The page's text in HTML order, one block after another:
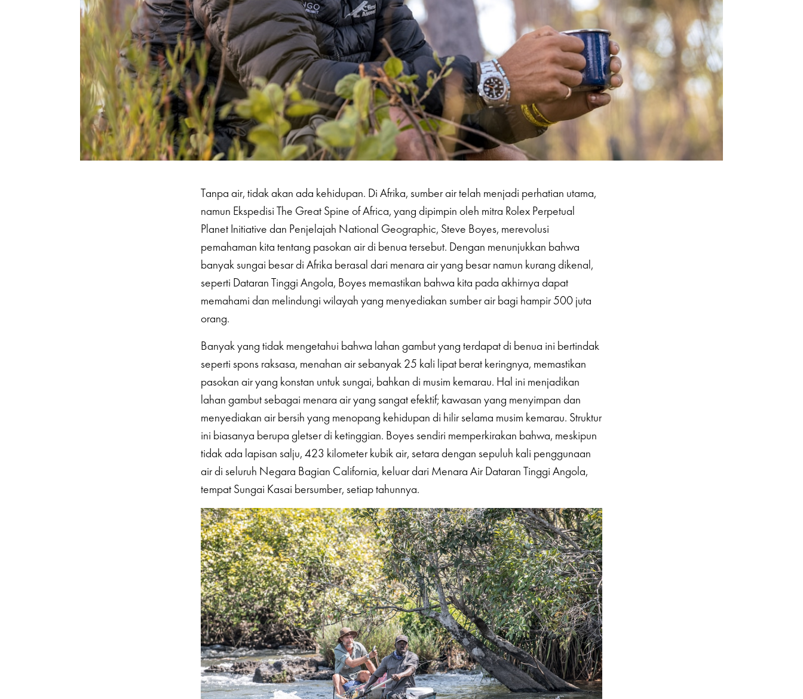
Tanpa air, tidak akan ada kehidupan. Di Afrika, sumber air telah menjadi perhatian utama,
namun Ekspedisi The Great Spine of Africa, yang dipimpin oleh mitra Rolex Perpetual
Planet Initiative dan Penjelajah National Geographic, Steve Boyes, merevolusi
pemahaman kita tentang pasokan air di benua tersebut. Dengan menunjukkan bahwa
banyak sungai besar di Afrika berasal dari menara air yang besar namun kurang dikenal,
seperti Dataran Tinggi Angola, Boyes memastikan bahwa kita pada akhirnya dapat
memahami dan melindungi wilayah yang menyediakan sumber air bagi hampir 500 juta
orang.
Banyak yang tidak mengetahui bahwa lahan gambut yang terdapat di benua ini bertindak
seperti spons raksasa, menahan air sebanyak 25 kali lipat berat keringnya, memastikan
pasokan air yang konstan untuk sungai, bahkan di musim kemarau. Hal ini menjadikan
lahan gambut sebagai menara air yang sangat efektif; kawasan yang menyimpan dan
menyediakan air bersih yang menopang kehidupan di hilir selama musim kemarau. Struktur
ini biasanya berupa gletser di ketinggian. Boyes sendiri memperkirakan bahwa, meskipun
tidak ada lapisan salju, 423 kilometer kubik air, setara dengan sepuluh kali penggunaan
air di seluruh Negara Bagian California, keluar dari Menara Air Dataran Tinggi Angola,
tempat Sungai Kasai bersumber, setiap tahunnya.